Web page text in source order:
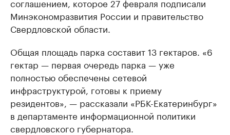
Минэкономразвития России и правительство
Свердловской области.
Общая площадь парка составит 13 гектаров. «6
гектар — первая очередь парка — уже
полностью обеспечены сетевой
инфраструктурой, готовы к приему
резидентов», — рассказали «РБК-Екатеринбург»
в департаменте информационной политики
свердловского губернатора.